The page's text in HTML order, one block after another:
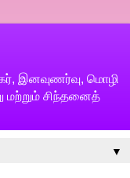
இனவுணர்வு, மொழி
மற்றும் சிந்தனைத்
▼